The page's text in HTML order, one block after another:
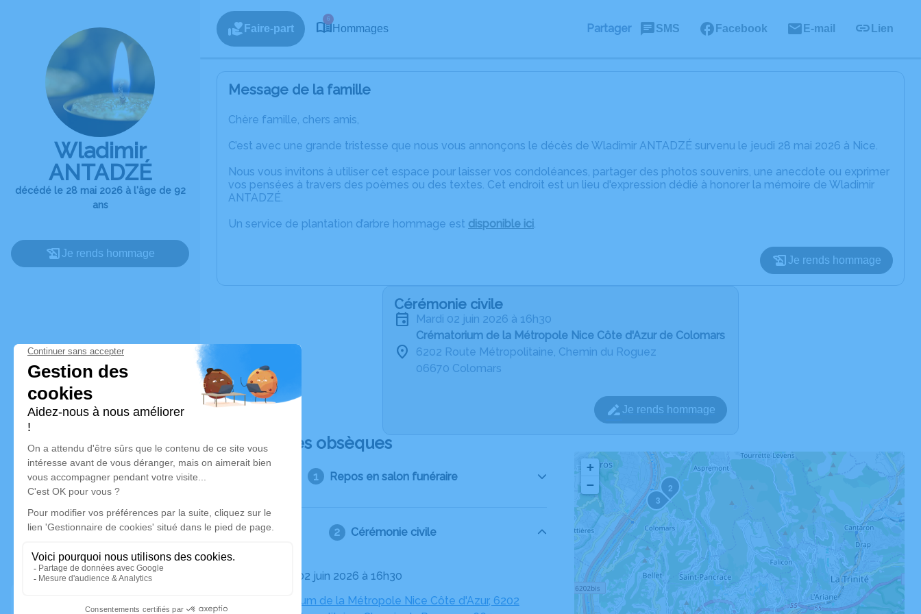
Wladimir
ANTADZÉ
décédé le 28 mai 2026 à l'âge de 92
ans
Je rends hommage
Faire-part
6
Hommages Partager SMS Facebook E-mail Lien
Message de la famille
Chère famille, chers amis,
C’est avec une grande tristesse que nous vous annonçons le décès de Wladimir ANTADZÉ survenu le jeudi 28 mai 2026 à Nice.
Nous vous invitons à utiliser cet espace pour laisser vos condoléances, partager des photos souvenirs, une anecdote ou exprimer
vos pensées à travers des poèmes ou des textes. Cet endroit est un lieu d'expression dédié à honorer la mémoire de Wladimir
ANTADZÉ.
Un service de plantation d’arbre hommage est disponible ici.
Je rends hommage
Cérémonie civile
mardi 02 juin 2026 à 16h30
Crématorium de la Métropole Nice Côte d'Azur de Colomars
6202 Route Métropolitaine, Chemin du Roguez
06670 Colomars
Je rends hommage
Déroulé des obsèques
Repos en salon funéraire
Cérémonie civile
Le mardi 02 juin 2026 à 16h30
Crématorium de la Métropole Nice Côte d'Azur, 6202
2
3
+
−